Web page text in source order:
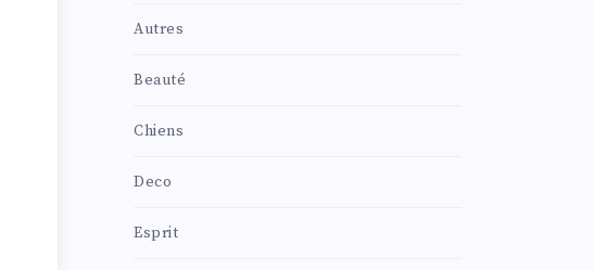
Autres
Beauté
Chiens
Deco
Esprit